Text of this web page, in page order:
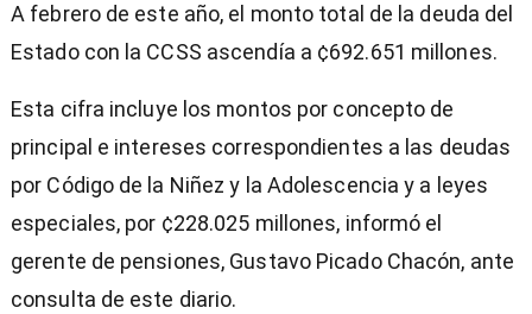
A febrero de este año, el monto total de la deuda del
Estado con la CCSS ascendía a ¢692.651 millones.
Esta cifra incluye los montos por concepto de
principal e intereses correspondientes a las deudas
por Código de la Niñez y la Adolescencia y a leyes
especiales, por ¢228.025 millones, informó el
gerente de pensiones, Gustavo Picado Chacón, ante
consulta de este diario.